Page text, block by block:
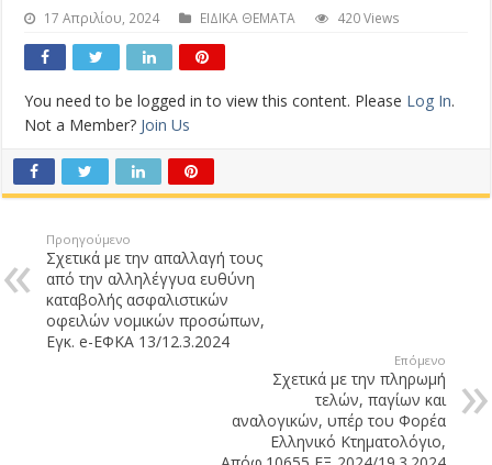
17 Απριλίου, 2024 ΕΙΔΙΚΑ ΘΕΜΑΤΑ 420 Views
You need to be logged in to view this content. Please Log In.
Not a Member? Join Us
Προηγούμενο
Σχετικά με την απαλλαγή τους
από την αλληλέγγυα ευθύνη
καταβολής ασφαλιστικών
οφειλών νομικών προσώπων,
Εγκ. e-ΕΦΚΑ 13/12.3.2024
Επόμενο
Σχετικά με την πληρωμή
τελών, παγίων και
αναλογικών, υπέρ του Φορέα
Ελληνικό Κτηματολόγιο,